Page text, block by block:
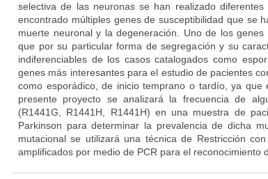
selectiva de las neuronas se han realizado
encontrado múltiples genes de susceptibilidad que se
muerte neuronal y la degeneración. Uno de los genes
que por su particular forma de segregación y su
indiferenciables de los casos catalogados como
genes más interesantes para el estudio de pacientes
como esporádico, de inicio temprano o tardío, ya
presente proyecto se analizará la frecuencia de
(R1441G, R1441H, R1441H) en una muestra de
Parkinson para determinar la prevalencia de dicha
mutacional se utilizará una técnica de Restricción
amplificados por medio de PCR para el reconocimiento